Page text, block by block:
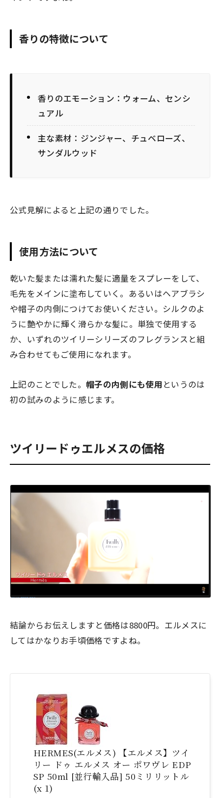
香りの特徴について
香りのエモーション：ウォーム、センシ
ュアル
主な素材：ジンジャー、チュベローズ、
サンダルウッド
公式見解によると上記の通りでした。
使用方法について
乾いた髪または濡れた髪に適量をスプレーをして、
毛先をメインに塗布していく。あるいはヘアブラシ
や帽子の内側につけてお使いください。シルクのよ
うに艶やかに輝く滑らかな髪に。単独で使用する
か、いずれのツイリーシリーズのフレグランスと組
み合わせてもご使用になれます。
上記のことでした。帽子の内側にも使用 というのは
初の試みのように感じます。
ツイリードゥエルメスの価格
結論からお伝えしますと価格は8800円。エルメスに
してはかなりお手頃価格ですよね。
HERMES(エルメス) 【エルメス】ツイ
リー ドゥ エルメス オー ポワヴレ EDP
SP 50ml [並行輸入品] 50ミリリットル
(x 1)